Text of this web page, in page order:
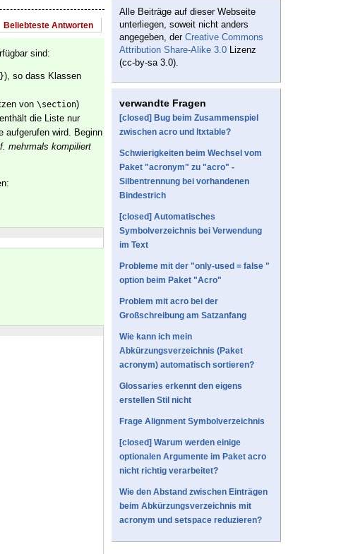
Beliebteste Antworten
sind:
), so dass Klassen
von \section)
die Liste nur
aufgerufen wird. Beginn
mehrmals kompiliert
Alle Beiträge auf dieser Webseite
unterliegen, soweit nicht anders
angegeben, der Creative Commons
Attribution Share-Alike 3.0 Lizenz
(cc-by-sa 3.0).
verwandte Fragen
[closed] Bug beim Zusammenspiel
zwischen acro und ltxtable?
Schwierigkeiten beim Wechsel vom
Paket "acronym" zu "acro" -
Silbentrennung bei vorhandenen
Bindestrich
[closed] Automatisches
Symbolverzeichnis bei Verwendung
im Text
Probleme mit der "only-used = false "
option beim Paket "Acro"
Problem mit acro bei der
Großschreibung am Satzanfang
Wie kann ich mein
Abkürzungsverzeichnis (Paket
acronym) automatisch sortieren?
Glossaries erkennt den eigens
erstellen Stil nicht
Frage Alignment Symbolverzeichnis
[closed] Warum werden einige
optionalen Argumente im Paket acro
nicht richtig verarbeitet?
Wie den Abstand zwischen Einträgen
beim Abkürzungsverzeichnis mit
acronym und setspace reduzieren?